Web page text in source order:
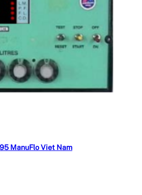
Đọc tiếp
ManuFlo Viet Nam